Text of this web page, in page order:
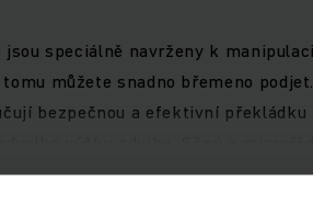
speciálně navrženy k
můžete snadno břemeno
bezpečnou a efektivní
6 metrů. Čtyřkolová koncepce a
výšky zdvihu